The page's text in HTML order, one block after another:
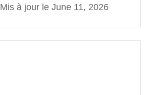
Mis à jour le June 11, 2026